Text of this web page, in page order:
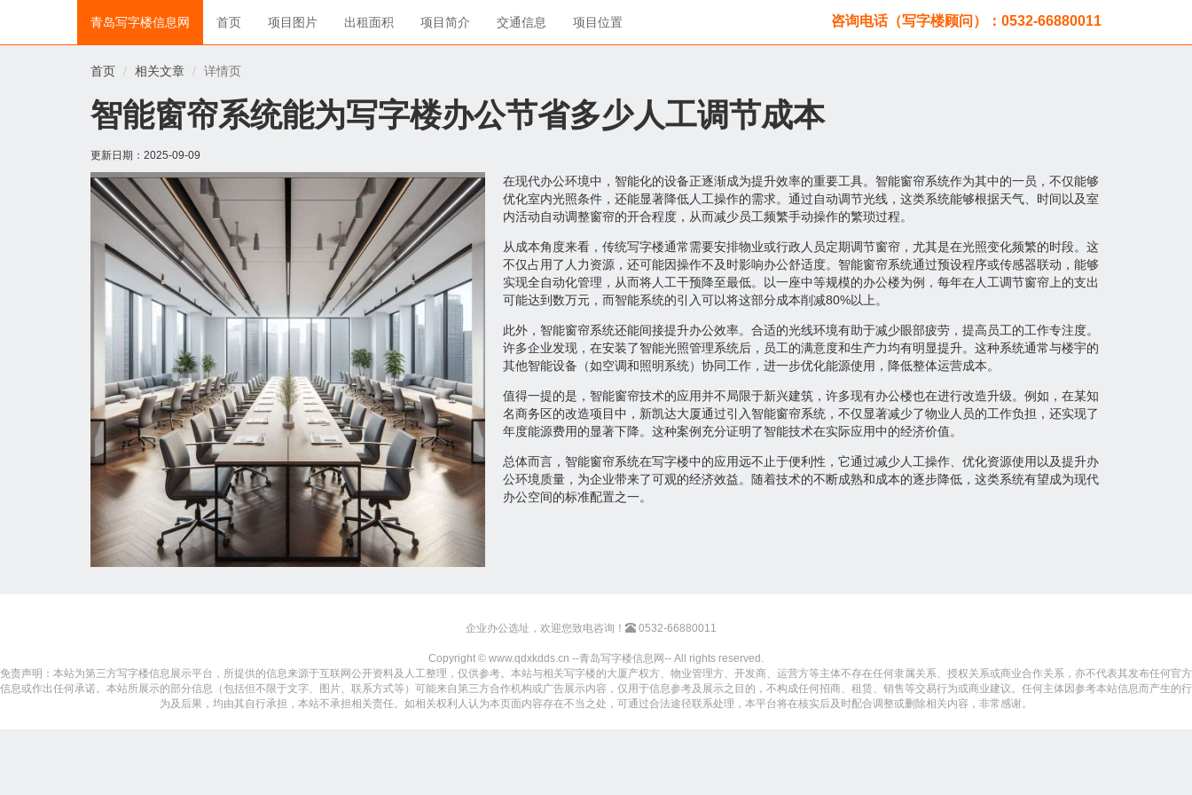
青岛写字楼信息网 首页 项目图片 出租面积 项目简介 交通信息 项目位置 咨询电话（写字楼顾问）：0532-66880011
首页 相关文章 详情页
智能窗帘系统能为写字楼办公节省多少人工调节成本
更新日期： 2025-09-09
在现代办公环境中，智能化的设备正逐渐成为提升效率的重要工具。智能窗帘系统作为其中的一员，不仅能够
优化室内光照条件，还能显著降低人工操作的需求。通过自动调节光线，这类系统能够根据天气、时间以及室
内活动自动调整窗帘的开合程度，从而减少员工频繁手动操作的繁琐过程。
从成本角度来看，传统写字楼通常需要安排物业或行政人员定期调节窗帘，尤其是在光照变化频繁的时段。这
不仅占用了人力资源，还可能因操作不及时影响办公舒适度。智能窗帘系统通过预设程序或传感器联动，能够
实现全自动化管理，从而将人工干预降至最低。以一座中等规模的办公楼为例，每年在人工调节窗帘上的支出
可能达到数万元，而智能系统的引入可以将这部分成本削减80%以上。
此外，智能窗帘系统还能间接提升办公效率。合适的光线环境有助于减少眼部疲劳，提高员工的工作专注度。
许多企业发现，在安装了智能光照管理系统后，员工的满意度和生产力均有明显提升。这种系统通常与楼宇的
其他智能设备（如空调和照明系统）协同工作，进一步优化能源使用，降低整体运营成本。
值得一提的是，智能窗帘技术的应用并不局限于新兴建筑，许多现有办公楼也在进行改造升级。例如，在某知
名商务区的改造项目中，新凯达大厦通过引入智能窗帘系统，不仅显著减少了物业人员的工作负担，还实现了
年度能源费用的显著下降。这种案例充分证明了智能技术在实际应用中的经济价值。
总体而言，智能窗帘系统在写字楼中的应用远不止于便利性，它通过减少人工操作、优化资源使用以及提升办
公环境质量，为企业带来了可观的经济效益。随着技术的不断成熟和成本的逐步降低，这类系统有望成为现代
办公空间的标准配置之一。
企业办公选址，欢迎您致电咨询！ 0532-66880011
Copyright © www.qdxkdds.cn --青岛写字楼信息网-- All rights reserved.
免责声明：本站为第三方写字楼信息展示平台，所提供的信息来源于互联网公开资料及人工整理，仅供参考。本站与相关写字楼的大厦产权方、物业管理方、开发商、运营方等主体不存在任何隶属关系、授权关系或商业合作关系，亦不代表其发布任何官方
信息或作出任何承诺。本站所展示的部分信息（包括但不限于文字、图片、联系方式等）可能来自第三方合作机构或广告展示内容，仅用于信息参考及展示之目的，不构成任何招商、租赁、销售等交易行为或商业建议。任何主体因参考本站信息而产生的行
为及后果，均由其自行承担，本站不承担相关责任。如相关权利人认为本页面内容存在不当之处，可通过合法途径联系处理，本平台将在核实后及时配合调整或删除相关内容，非常感谢。